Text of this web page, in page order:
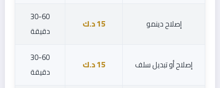
إصلاح دينمو 15 د.ك
30-60
دقيقة
إصلاح أو تبديل سلف 15 د.ك
30-60
دقيقة